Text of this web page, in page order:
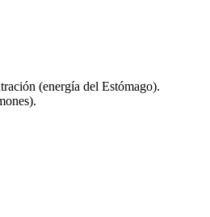
(energía del Estómago).